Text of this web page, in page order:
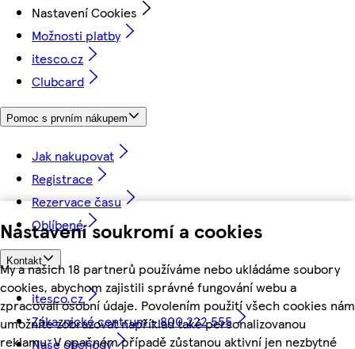
Nastavení soukromí a cookies
My a našich 18 partnerů používáme nebo ukládáme soubory
cookies, abychom zajistili správné fungování webu a
zpracovali osobní údaje. Povolením použití všech cookies nám
umožníte zobrazovat například také personalizovanou
reklamu. V opačném případě zůstanou aktivní jen nezbytné
Nastavení Cookies
Možnosti platby
itesco.cz
Clubcard
Pomoc s prvním nákupem
Jak nakupovat
Registrace
Rezervace času
Oblíbené
Kontakt
itesco.cz
Zákaznické centrum - 800 222 555
Naše obchody